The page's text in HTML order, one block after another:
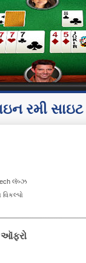
રમી સાઇટ
લૅબ્ઝ
ઑફરો